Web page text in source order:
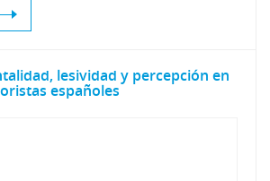
lesividad y percepción en
españoles